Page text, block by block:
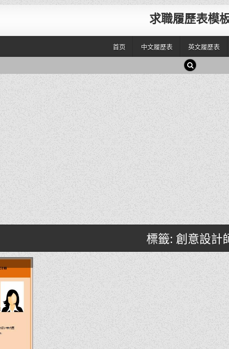
求職履歷表模
首页 中文履歷表 英文履歷表
標籤: 創意設計